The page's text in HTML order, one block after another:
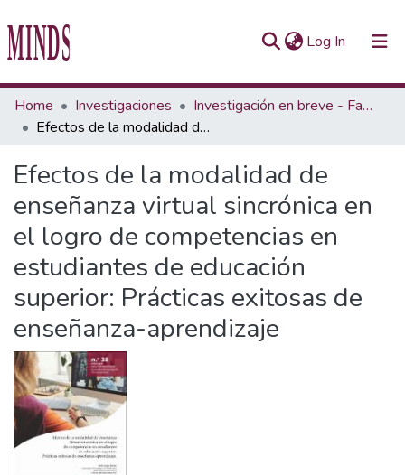
Log In (current)
Communities & Collections
All of Repository UTEC
Statistics
Home Investigaciones
Investigación en breve - Fascículo
Efectos de la modalidad de enseñanza virtual sincrónica en el logro de competencias en estudiantes de educación superior: Prácticas exitosas de enseñanza-aprendizaje
Efectos de la modalidad de
enseñanza virtual sincrónica en
el logro de competencias en
estudiantes de educación
superior: Prácticas exitosas de
enseñanza-aprendizaje